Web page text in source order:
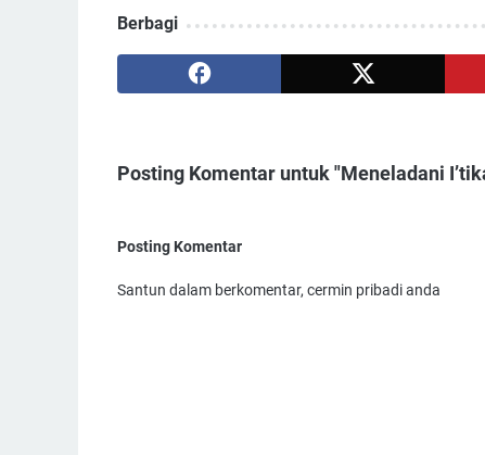
Berbagi
Posting Komentar
Santun dalam berkomentar, cermin pribadi anda